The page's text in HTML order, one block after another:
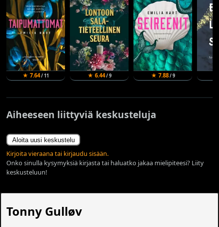
★ 7.64/ 11 ★ 6.44/ 9 ★ 7.88/ 9
Aiheeseen liittyviä keskusteluja
Aloita uusi keskustelu
Kirjoita vieraana tai kirjaudu sisään.
Onko sinulla kysymyksiä kirjasta tai haluatko jakaa mielipiteesi? Liity
keskusteluun!
Tonny Gulløv